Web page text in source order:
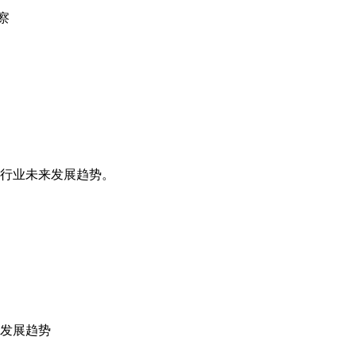
业未来发展趋势。
展趋势